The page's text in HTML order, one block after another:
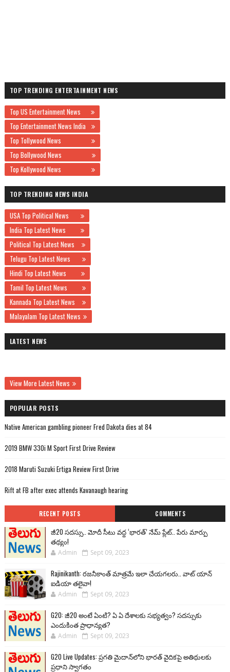
TOP TRENDING ENTERTAINMENT NEWS
Top US Entertainment News
Top Entertainment News India
Top Tollywood News
Top Bollywood News
Top Kollywood News
TOP TRENDING NEWS INDIA
USA Top Political News
India Top Latest News
Political Top Latest News
Telugu Top Latest News
Hindi Top Latest News
Tamil Top Latest News
Kannada Top Latest News
Malayalam Top Latest News
LATEST NEWS
View More Latest News
POPULAR POSTS
Native American gambling pioneer Fred Dakota dies at 84
2019 BMW 330i M Sport First Drive Review
2018 Maruti Suzuki Ertiga Review First Drive
Rift at FB after exec attends Kavanaugh hearing
RECENT POSTS COMMENTS
జీ20 సదస్సు.. మోదీ సీటు వద్ద ‘భారత్’ నేమ్ ప్లేట్‌.. పేరు మార్పు
తథ్యం!
Admin Sept 09, 2023
Rajinikanth: రజనీకాంత్ మాత్రమే ఇలా చేయగలరు.. వాట్ యాన్
ఐడియా తలైవా!
Admin Sept 09, 2023
G20: జీ20 అంటే ఏంటి? ఏ ఏ దేశాలకు సభ్యత్వం? సదస్సుకు
ఎందుకింత ప్రాధాన్యత?
Admin Sept 09, 2023
G20 Live Updates: ప్రగతి మైదాన్‌లోని భారత్ వైదికపై అతిథులకు
ప్రధాని స్వాగతం